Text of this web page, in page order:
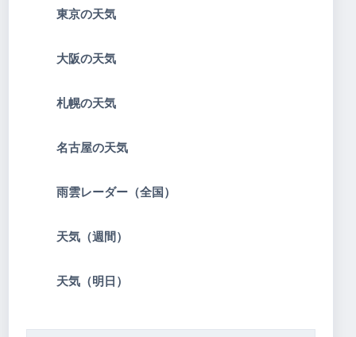
東京の天気
大阪の天気
札幌の天気
名古屋の天気
雨雲レーダー（全国）
天気（週間）
天気（明日）